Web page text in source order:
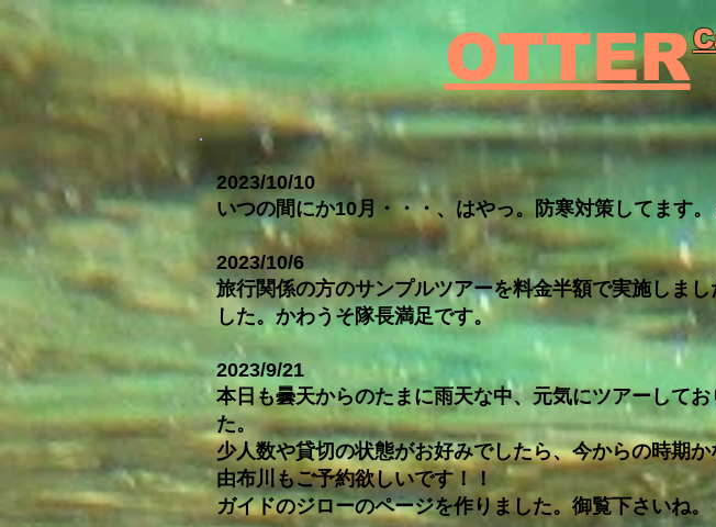
OTTER
2023/10/10
いつの間にか10月・・・、はやっ。防寒対策してます
2023/10/6
旅行関係の方のサンプルツアーを料金半額で実施しま
した。かわうそ隊長満足です。
2023/9/21
本日も曇天からのたまに雨天な中、元気にツアーして
た。
少人数や貸切の状態がお好みでしたら、今からの時期か
由布川もご予約欲しいです！！
ガイドのジローのページを作りました。御覧下さいね。